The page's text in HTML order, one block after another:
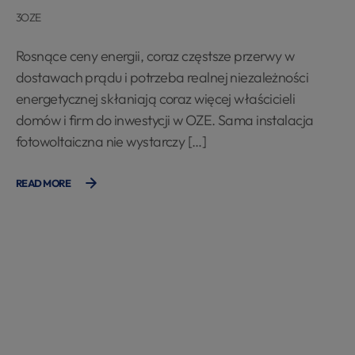
3OZE
Rosnące ceny energii, coraz częstsze przerwy w
dostawach prądu i potrzeba realnej niezależności
energetycznej skłaniają coraz więcej właścicieli
domów i firm do inwestycji w OZE. Sama instalacja
fotowoltaiczna nie wystarczy […]
READ MORE